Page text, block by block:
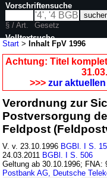
Start >Inhalt FpV 1996
Achtung: Titel
>>> zur
Verordnung zur
Postversorgung
Feldpost
V. v. 23.10.1996 BGBl. I S.
24.03.2011 BGBl. I S. 506
Geltung ab 30.10.1996; FNA:
Postbank AG, Deutsche
Vorschriftensuche
§ / Art.
Gesetz
Volltextsuche
nur in FpV 1996